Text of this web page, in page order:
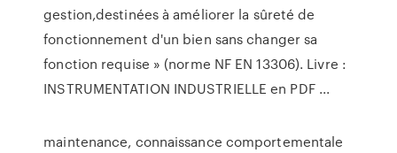
gestion,destinées à améliorer la sûreté de
fonctionnement d'un bien sans changer sa
fonction requise » (norme NF EN 13306). Livre :
INSTRUMENTATION INDUSTRIELLE en PDF ...
maintenance, connaissance comportementale